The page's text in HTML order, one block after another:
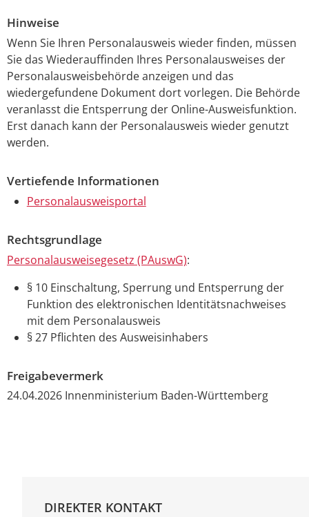
Hinweise
Wenn Sie Ihren Personalausweis wieder finden, müssen
Sie das Wiederauffinden Ihres Personalausweises der
Personalausweisbehörde anzeigen und das
wiedergefundene Dokument dort vorlegen. Die Behörde
veranlasst die Entsperrung der Online-Ausweisfunktion.
Erst danach kann der Personalausweis wieder genutzt
werden.
Vertiefende Informationen
Personalausweisportal
Rechtsgrundlage
Personalausweisegesetz (PAuswG):
§ 10 Einschaltung, Sperrung und Entsperrung der
Funktion des elektronischen Identitätsnachweises
mit dem Personalausweis
§ 27 Pflichten des Ausweisinhabers
Freigabevermerk
24.04.2026 Innenministerium Baden-Württemberg
DIREKTER KONTAKT